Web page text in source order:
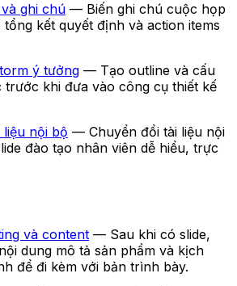
ghi chú — Biến ghi chú cuộc họp
tổng kết quyết định và action items
ý tưởng — Tạo outline và cấu
trước khi đưa vào công cụ thiết kế
liệu nội bộ — Chuyển đổi tài liệu nội
đào tạo nhân viên dễ hiểu, trực
và content — Sau khi có slide,
dung mô tả sản phẩm và kịch
để đi kèm với bản trình bày.